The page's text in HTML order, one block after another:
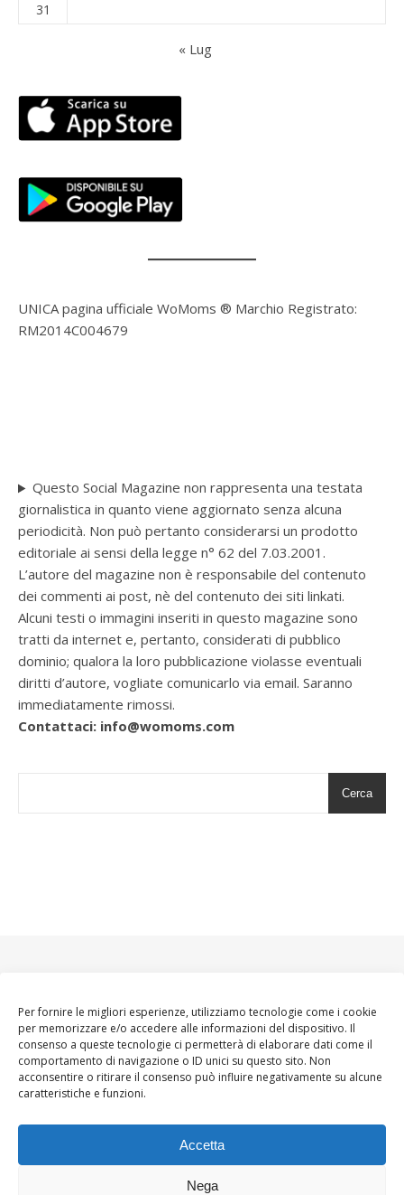
Per fornire le migliori esperienze, utilizziamo tecnologie come i cookie
per memorizzare e/o accedere alle informazioni del dispositivo. Il
consenso a queste tecnologie ci permetterà di elaborare dati come il
comportamento di navigazione o ID unici su questo sito. Non
acconsentire o ritirare il consenso può influire negativamente su alcune
caratteristiche e funzioni.
Accetta
Nega
31
« Lug
UNICA pagina ufficiale WoMoms ® Marchio Registrato:
RM2014C004679
Questo Social Magazine non rappresenta una testata
giornalistica in quanto viene aggiornato senza alcuna
periodicità. Non può pertanto considerarsi un prodotto
editoriale ai sensi della legge n° 62 del 7.03.2001.
L’autore del magazine non è responsabile del contenuto
dei commenti ai post, nè del contenuto dei siti linkati.
Alcuni testi o immagini inseriti in questo magazine sono
tratti da internet e, pertanto, considerati di pubblico
dominio; qualora la loro pubblicazione violasse eventuali
diritti d’autore, vogliate comunicarlo via email. Saranno
immediatamente rimossi.
Contattaci: info@womoms.com
Cerca